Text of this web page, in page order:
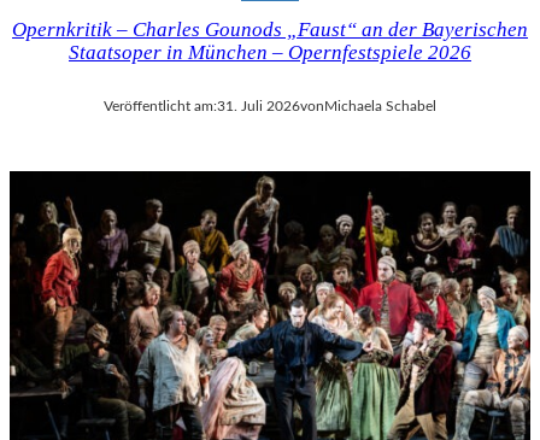
Opernkritik – Charles Gounods „Faust“ an der Bayerischen
Staatsoper in München – Opernfestspiele 2026
Veröffentlicht am:31. Juli 2026vonMichaela Schabel